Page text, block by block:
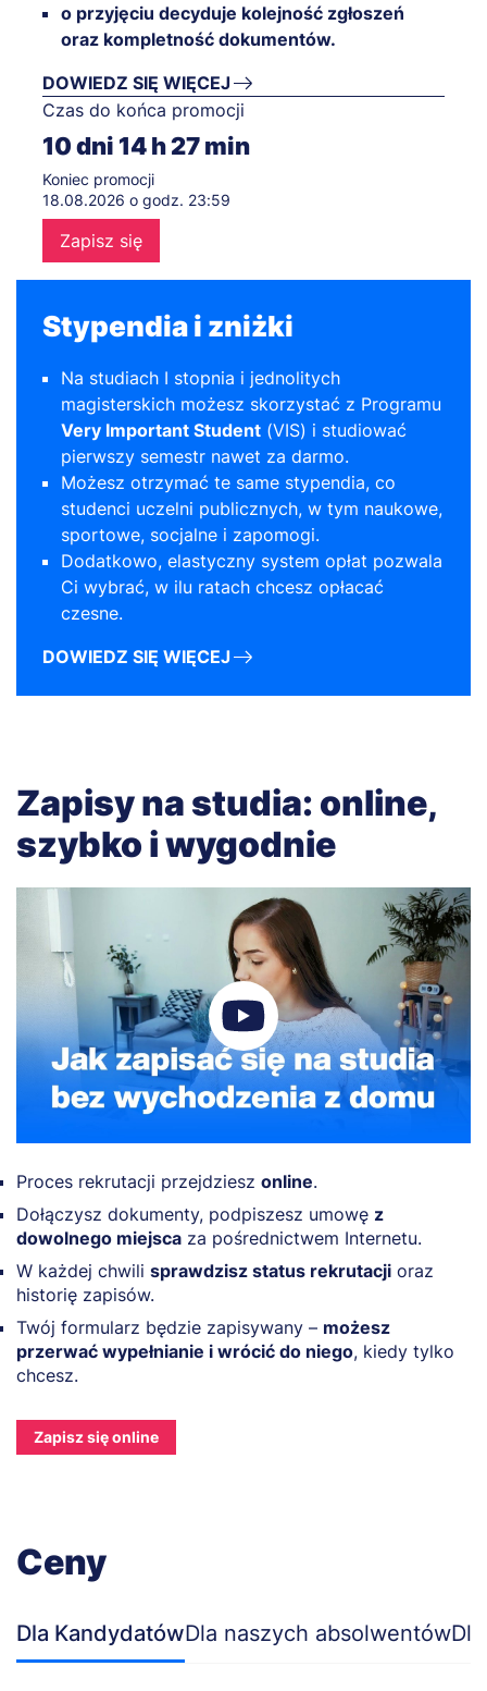
o przyjęciu decyduje kolejność zgłoszeń
oraz kompletność dokumentów.
DOWIEDZ SIĘ WIĘCEJ
Czas do końca promocji
10dni 14h27min
Koniec promocji
18.08.2026 o godz. 23:59
Zapisz się
Stypendia i zniżki
Na studiach I stopnia i jednolitych
magisterskich możesz skorzystać z Programu
Very Important Student (VIS) i studiować
pierwszy semestr nawet za darmo.
Możesz otrzymać te same stypendia, co
studenci uczelni publicznych, w tym naukowe,
sportowe, socjalne i zapomogi.
Dodatkowo, elastyczny system opłat pozwala
Ci wybrać, w ilu ratach chcesz opłacać
czesne.
DOWIEDZ SIĘ WIĘCEJ
Zapisy na studia: online,
szybko i wygodnie
Proces rekrutacji przejdziesz online.
Dołączysz dokumenty, podpiszesz umowę z
dowolnego miejsca za pośrednictwem Internetu.
W każdej chwili sprawdzisz status rekrutacji oraz
historię zapisów.
Twój formularz będzie zapisywany – możesz
przerwać wypełnianie i wrócić do niego, kiedy tylko
chcesz.
Zapisz się online
Ceny
Dla KandydatówDla naszych absolwentów